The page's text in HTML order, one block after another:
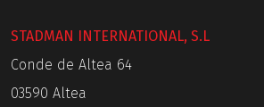
STADMAN INTERNATIONAL, S.L
Conde de Altea 64
03590 Altea